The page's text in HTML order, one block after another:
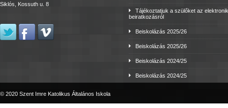
Siklós, Kossuth u. 8
Tájékoztatjuk a szülőket az
beiratkozásról
Beiskolázás 2025/26
Beiskolázás 2025/26
Beiskolázás 2024/25
Beiskolázás 2024/25
© 2020 Szent Imre Katolikus Általános Iskola